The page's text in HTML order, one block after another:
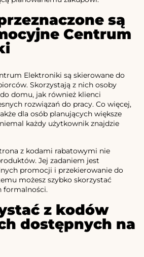
są
Centrum
Elektroniki są skierowane do
Skorzystają z nich osoby
domu, jak również klienci
rozwiązań do pracy. Co więcej,
dla osób planujących większe
każdy użytkownik znajdzie
z kodami rabatowymi nie
Jej zadaniem jest
promocji i przekierowanie do
możesz szybko skorzystać
formalności.
z kodów
dostępnych na